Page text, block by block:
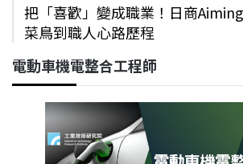
把「喜歡」變成職業！日商
菜鳥到職人心路歷程
電動車機電整合工程師